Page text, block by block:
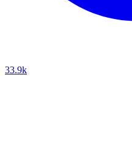
33.9k